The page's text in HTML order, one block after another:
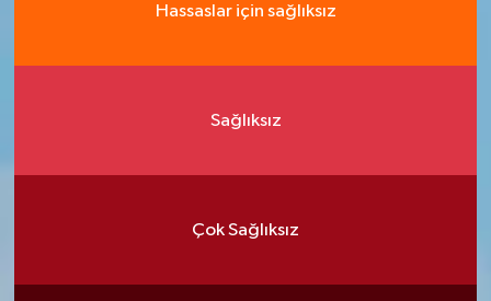
Hassaslar için sağlıksız
Sağlıksız
Çok Sağlıksız